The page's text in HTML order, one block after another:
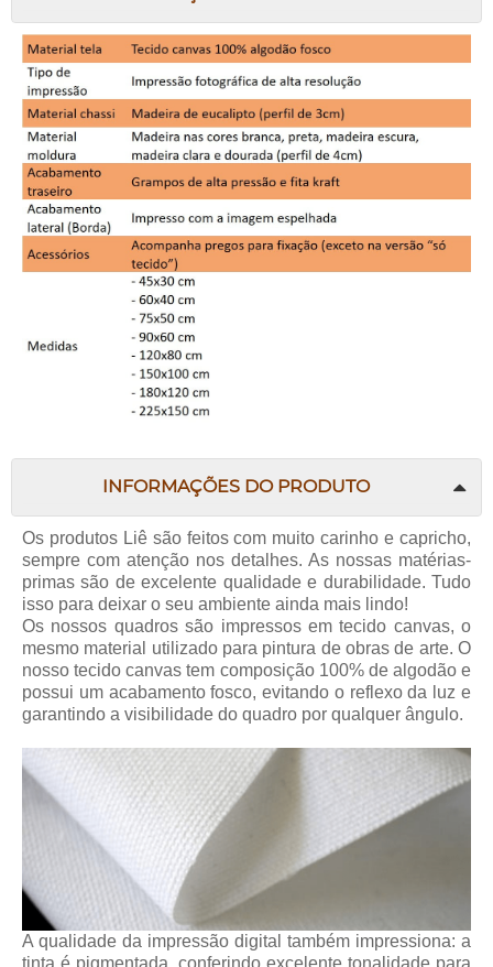
INFORMAÇÕES DO PRODUTO
Os produtos Liê são feitos com muito carinho e capricho,
sempre com atenção nos detalhes. As nossas matérias-
primas são de excelente qualidade e durabilidade. Tudo
isso para deixar o seu ambiente ainda mais lindo!
Os nossos quadros são impressos em tecido canvas, o
mesmo material utilizado para pintura de obras de arte. O
nosso tecido canvas tem composição 100% de algodão e
possui um acabamento fosco, evitando o reflexo da luz e
garantindo a visibilidade do quadro por qualquer ângulo.
A qualidade da impressão digital também impressiona: a
tinta é pigmentada, conferindo excelente tonalidade para